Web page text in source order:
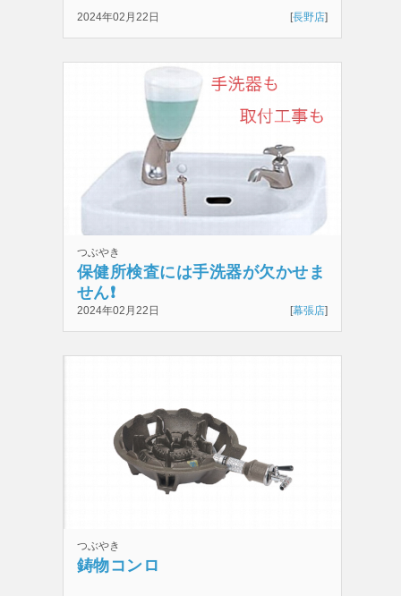
2024年02月22日 [長野店]
つぶやき
保健所検査には手洗器が欠かせま
せん❗️
2024年02月22日 [幕張店]
つぶやき
鋳物コンロ